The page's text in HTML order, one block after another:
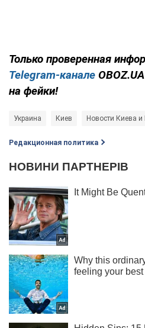
Только проверенная
Telegram-канале
на фейки!
Украина Киев Новости Киева и
Редакционная политика